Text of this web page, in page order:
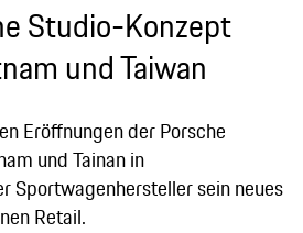
Studio-Konzept
und Taiwan
Eröffnungen der Porsche
und Tainan in
Sportwagenhersteller sein neues
Retail.